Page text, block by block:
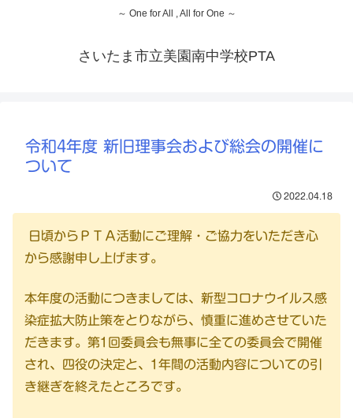
～ One for All , All for One ～
さいたま市立美園南中学校PTA
令和4年度 新旧理事会および総会の開催に
ついて
2022.04.18
日頃からＰＴＡ活動にご理解・ご協力をいただき心
から感謝申し上げます。
本年度の活動につきましては、新型コロナウイルス感
染症拡大防止策をとりながら、慎重に進めさせていた
だきます。第1回委員会も無事に全ての委員会で開催
され、四役の決定と、1年間の活動内容についての引
き継ぎを終えたところです。